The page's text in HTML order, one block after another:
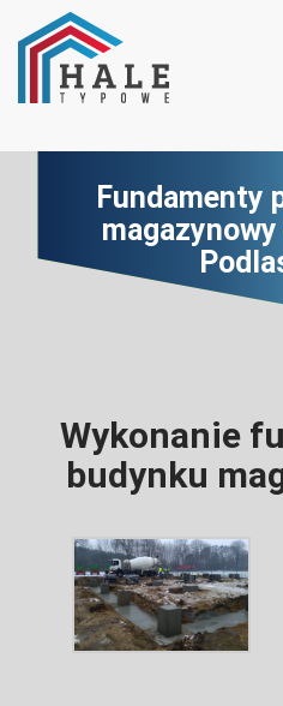
Fundamenty
Wykonanie
budynku